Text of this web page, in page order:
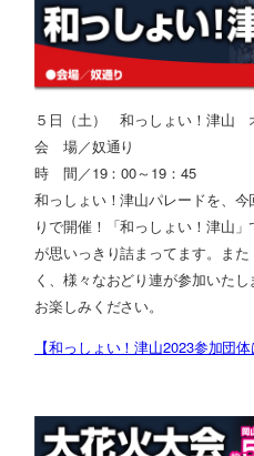
５日（土） 和っしょい！津山
会 場／奴通り
時 間／19：00～19：45
和っしょい！津山パレードを、
りで開催！「和っしょい！津山
が思いっきり詰まってます。ま
く、様々なおどり連が参加いた
お楽しみください。
【和っしょい！津山2023参加団体